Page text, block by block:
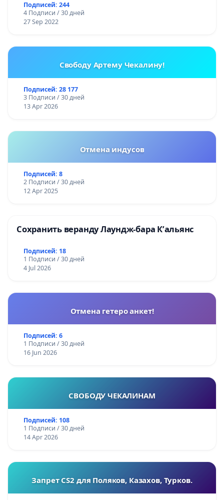
Подписей: 244
4 Подписи / 30 дней
27 Sep 2022
Свободу Артему Чекалину!
Подписей: 28 177
3 Подписи / 30 дней
13 Apr 2026
Отмена индусов
Подписей: 8
2 Подписи / 30 дней
12 Apr 2025
Сохранить веранду Лаундж-бара К’альянс
Подписей: 18
1 Подписи / 30 дней
4 Jul 2026
Отмена гетеро анкет!
Подписей: 6
1 Подписи / 30 дней
16 Jun 2026
СВОБОДУ ЧЕКАЛИНАМ
Подписей: 108
1 Подписи / 30 дней
14 Apr 2026
Запрет CS2 для Поляков, Казахов, Турков.